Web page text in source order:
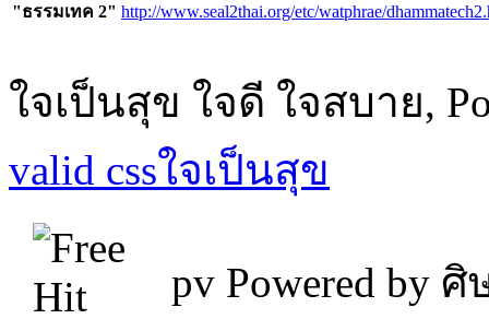
"ธรรมเทค 2" http://www.seal2thai.org/etc/watphrae/
ใจเป็นสุข ใจดี ใจสบาย,
valid cssใจเป็นสุข
pv Powered by ศิ